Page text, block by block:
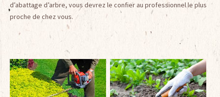
d’abattage d’arbre, vous devrez le confier au professionnel le plus
proche de chez vous.